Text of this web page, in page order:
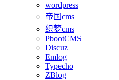
wordpress
帝国cms
织梦cms
PbootCMS
Discuz
Emlog
Typecho
ZBlog